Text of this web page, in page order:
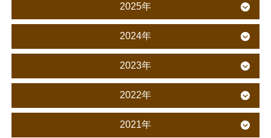
2025年
2024年
2023年
2022年
2021年